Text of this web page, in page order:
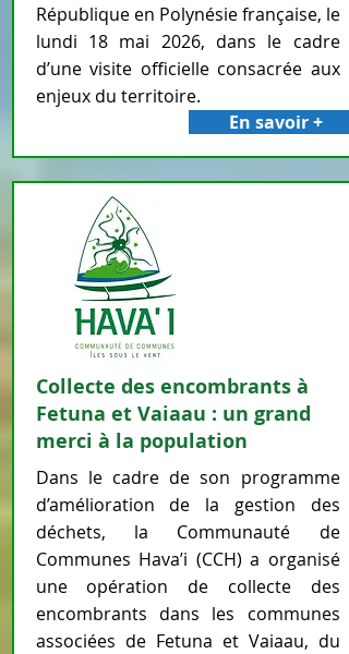
République en Polynésie française, le
lundi 18 mai 2026, dans le cadre
d’une visite officielle consacrée aux
enjeux du territoire.
En savoir +
Collecte des encombrants à
Fetuna et Vaiaau : un grand
merci à la population
Dans le cadre de son programme
d’amélioration de la gestion des
déchets, la Communauté de
Communes Hava’i (CCH) a organisé
une opération de collecte des
encombrants dans les communes
associées de Fetuna et Vaiaau, du